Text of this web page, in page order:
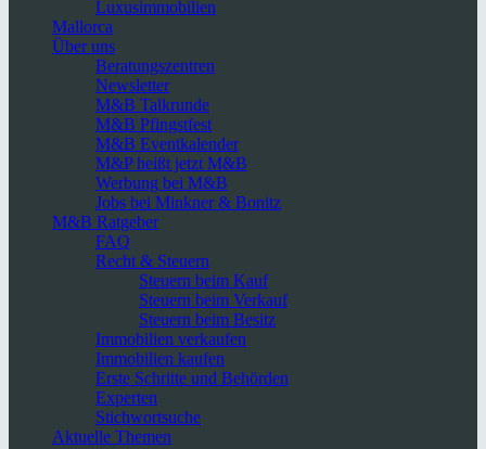
Luxusimmobilien
Mallorca
Über uns
Beratungszentren
Newsletter
M&B Talkrunde
M&B Pfingstfest
M&B Eventkalender
M&P heißt jetzt M&B
Werbung bei M&B
Jobs bei Minkner & Bonitz
M&B Ratgeber
FAQ
Recht & Steuern
Steuern beim Kauf
Steuern beim Verkauf
Steuern beim Besitz
Immobilien verkaufen
Immobilien kaufen
Erste Schritte und Behörden
Experten
Stichwortsuche
Aktuelle Themen